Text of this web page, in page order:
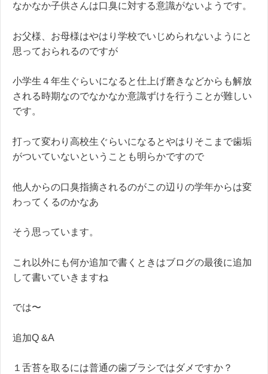
なかなか子供さんは口臭に対する意識がないようです。
お父様、お母様はやはり学校でいじめられないようにと
思っておられるのですが
小学生４年生ぐらいになると仕上げ磨きなどからも解放
される時期なのでなかなか意識ずけを行うことが難しい
です。
打って変わり高校生ぐらいになるとやはりそこまで歯垢
がついていないということも明らかですので
他人からの口臭指摘されるのがこの辺りの学年からは変
わってくるのかなあ
そう思っています。
これ以外にも何か追加で書くときはブログの最後に追加
して書いていきますね
では〜
追加Q &A
１舌苔を取るには普通の歯ブラシではダメですか？